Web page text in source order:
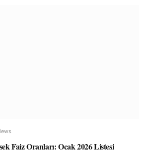
Faiz Oranları: Ocak 2026 Listesi